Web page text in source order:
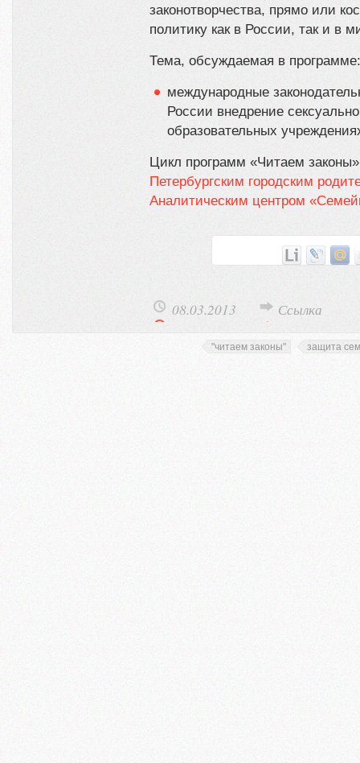
законотворчества, прямо или
политику как в России, так и в
Тема, обсуждаемая в программе:
международные
России внедрение
образовательных
Цикл программ «Читаем
Петербургским городским
Аналитическим центром
08.03.2013 Ссылка
"читаем законы" защита